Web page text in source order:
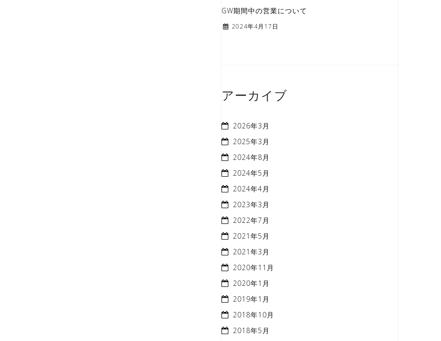
GW期間中の営業について
2024年4月17日
アーカイブ
2026年3月
2025年3月
2024年8月
2024年5月
2024年4月
2023年3月
2022年7月
2021年5月
2021年3月
2020年11月
2020年1月
2019年1月
2018年10月
2018年5月